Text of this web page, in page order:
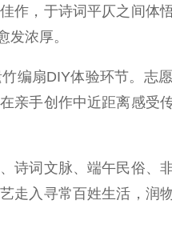
作，于诗词平仄之间体
浓厚。
扇DIY体验环节。志
亲手创作中近距离感受
词文脉、端午民俗、
走入寻常百姓生活，润